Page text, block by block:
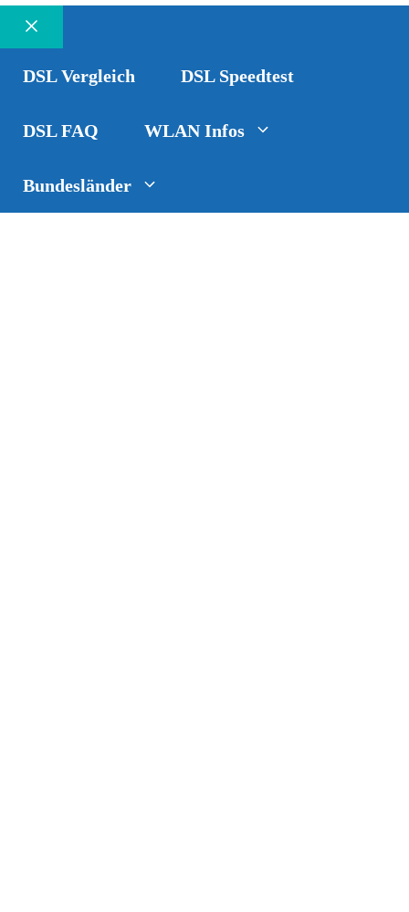
Schließen
DSL Vergleich DSL Speedtest
DSL FAQ WLAN Infos
Bundesländer